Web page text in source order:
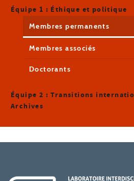
Équipe 1 : Éthique et politique
Membres permanents
Membres associés
Doctorants
Équipe 2 : Transitions
Archives